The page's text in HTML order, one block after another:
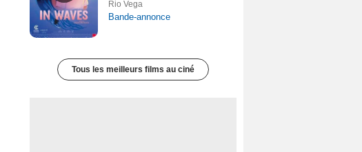
Rio Vega
Bande-annonce
Tous les meilleurs films au ciné